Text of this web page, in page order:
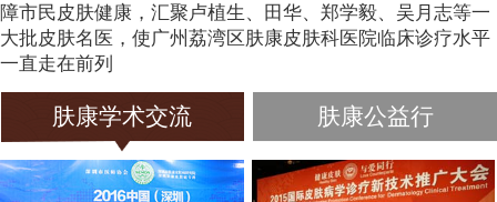
障市民皮肤健康，汇聚卢植生、田华、郑学毅、吴月志等一
大批皮肤名医，使广州荔湾区肤康皮肤科医院临床诊疗水平
一直走在前列
肤康学术交流 肤康公益行